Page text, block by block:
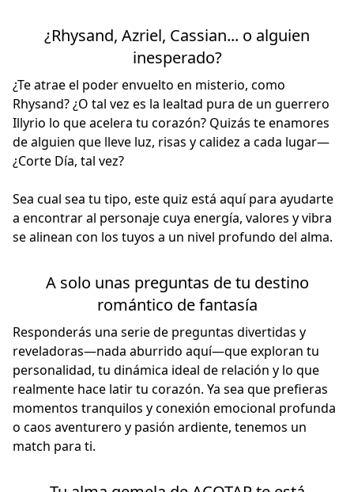
¿Rhysand, Azriel, Cassian... o alguien
inesperado?
¿Te atrae el poder envuelto en misterio, como
Rhysand? ¿O tal vez es la lealtad pura de un guerrero
Illyrio lo que acelera tu corazón? Quizás te enamores
de alguien que lleve luz, risas y calidez a cada lugar—
¿Corte Día, tal vez?
Sea cual sea tu tipo, este quiz está aquí para ayudarte
a encontrar al personaje cuya energía, valores y vibra
se alinean con los tuyos a un nivel profundo del alma.
A solo unas preguntas de tu destino
romántico de fantasía
Responderás una serie de preguntas divertidas y
reveladoras—nada aburrido aquí—que exploran tu
personalidad, tu dinámica ideal de relación y lo que
realmente hace latir tu corazón. Ya sea que prefieras
momentos tranquilos y conexión emocional profunda
o caos aventurero y pasión ardiente, tenemos un
match para ti.